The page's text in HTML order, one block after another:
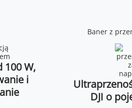
100 W,
i
DJI o